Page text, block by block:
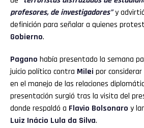
profesores, de investigadores”y
definición para señalar a quienes
Gobierno.
Pagano había presentado la semana
juicio político contra Milei por considerar
en el manejo de las relaciones
presentación surgió tras la visita del
donde respaldó a Flavio Bolsonaro y
Luiz Inácio Lula da Silva.